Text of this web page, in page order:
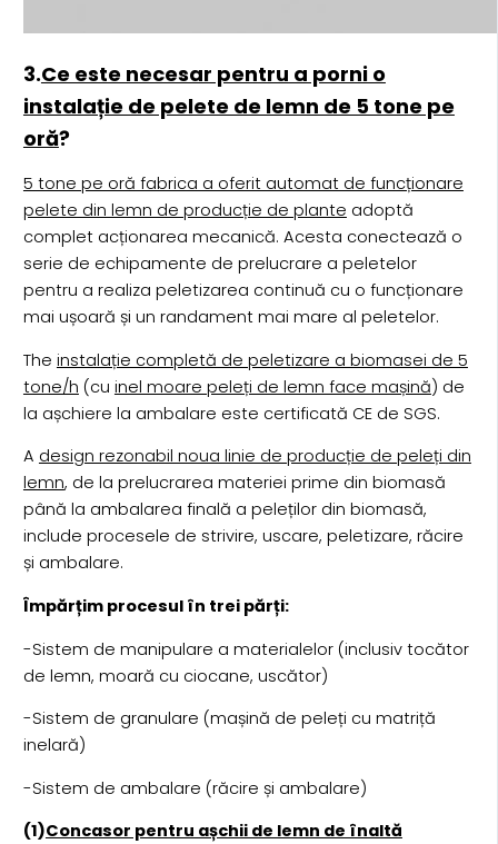
3.Ce este necesar pentru a porni o
instalație de pelete de lemn de 5 tone pe
oră?
5 tone pe oră fabrica a oferit automat de funcționare
pelete din lemn de producție de plante adoptă
complet acționarea mecanică. Acesta conectează o
serie de echipamente de prelucrare a peletelor
pentru a realiza peletizarea continuă cu o funcționare
mai ușoară și un randament mai mare al peletelor.
The instalație completă de peletizare a biomasei de 5
tone/h (cu inel moare peleți de lemn face mașină) de
la așchiere la ambalare este certificată CE de SGS.
A design rezonabil noua linie de producție de peleți din
lemn, de la prelucrarea materiei prime din biomasă
până la ambalarea finală a peleților din biomasă,
include procesele de strivire, uscare, peletizare, răcire
și ambalare.
Împărțim procesul în trei părți:
-Sistem de manipulare a materialelor (inclusiv tocător
de lemn, moară cu ciocane, uscător)
-Sistem de granulare (mașină de peleți cu matriță
inelară)
-Sistem de ambalare (răcire și ambalare)
(1)Concasor pentru așchii de lemn de înaltă